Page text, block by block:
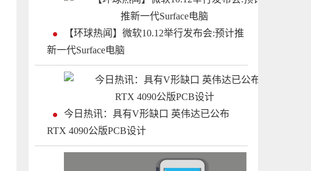
【环球热闻】微软10.12举行发布会:预计推
新一代Surface电脑
今日热讯：具有V形缺口 英伟达已公布
RTX 4090公版PCB设计